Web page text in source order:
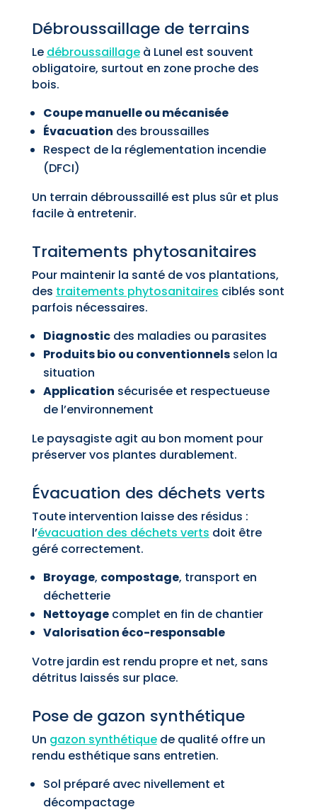
Débroussaillage de terrains
Le débroussaillageà Lunel est souvent
obligatoire, surtout en zone proche des
bois.
Coupe manuelle ou mécanisée
Évacuation des broussailles
Respect de la réglementation incendie
(DFCI)
Un terrain débroussaillé est plus sûr et plus
facile à entretenir.
Traitements phytosanitaires
Pour maintenir la santé de vos plantations,
des traitements phytosanitaires ciblés sont
parfois nécessaires.
Diagnosticdes maladies ou parasites
Produits bio ou conventionnelsselon la
situation
Application sécurisée et respectueuse
de l’environnement
Le paysagiste agit au bon moment pour
préserver vos plantes durablement.
Évacuation des déchets verts
Toute intervention laisse des résidus :
l’évacuation des déchets verts doit être
géré correctement.
Broyage, compostage, transport en
déchetterie
Nettoyagecomplet en fin de chantier
Valorisation éco-responsable
Votre jardin est rendu propre et net, sans
détritus laissés sur place.
Pose de gazon synthétique
Un gazon synthétiquede qualité offre un
rendu esthétique sans entretien.
Sol préparé avec nivellement et
décompactage